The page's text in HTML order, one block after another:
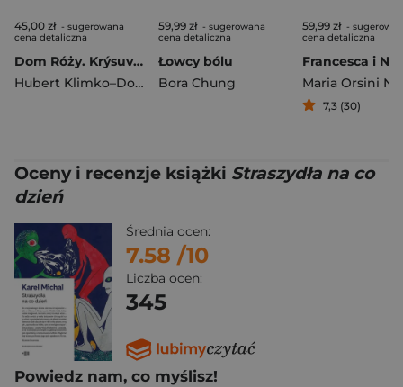
45,00 zł - sugerowana
cena detaliczna
Dom Róży. Krýsuvik
Hubert Klimko–Dobrzaniecki
59,99 zł - sugerowana
cena detaliczna
Łowcy bólu
Bora Chung
59,99 zł -
cena detaliczna
Maria Orsini
7,3 (30)
Oceny i recenzje książki Straszydła na co
dzień
Średnia ocen:
7.58 /10
Liczba ocen:
345
Powiedz nam, co myślisz!